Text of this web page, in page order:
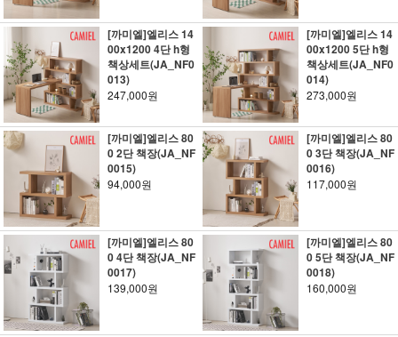
[까미엘]엘리스 14
00x1200 4단 h형
책상세트(JA_NF0
013)
247,000원
[까미엘]엘리스 14
00x1200 5단 h형
책상세트(JA_NF0
014)
273,000원
[까미엘]엘리스 80
0 2단 책장(JA_NF
0015)
94,000원
[까미엘]엘리스 80
0 3단 책장(JA_NF
0016)
117,000원
[까미엘]엘리스 80
0 4단 책장(JA_NF
0017)
139,000원
[까미엘]엘리스 80
0 5단 책장(JA_NF
0018)
160,000원